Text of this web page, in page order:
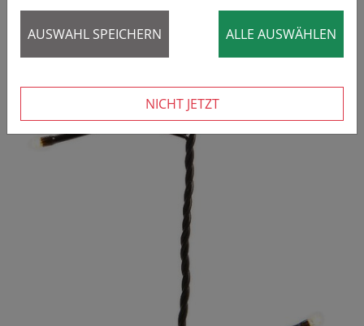
AUSWAHL SPEICHERN ALLE AUSWÄHLEN
NICHT JETZT